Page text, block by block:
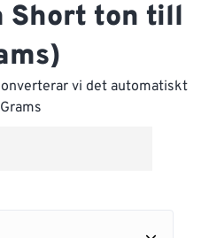
Short ton till
vi det automatiskt